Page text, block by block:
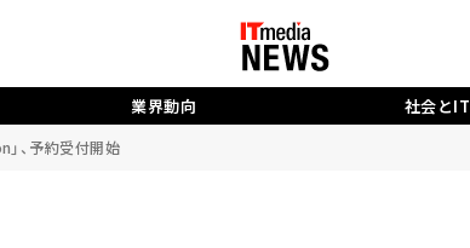
業界動向 社会とIT
」、予約受付開始